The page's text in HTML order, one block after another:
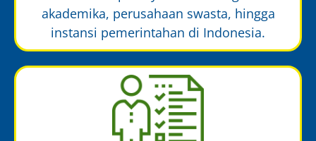
akademika, perusahaan swasta, hingga
instansi pemerintahan di Indonesia.